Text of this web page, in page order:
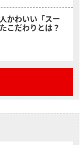
かわいい「スー
こだわりとは？